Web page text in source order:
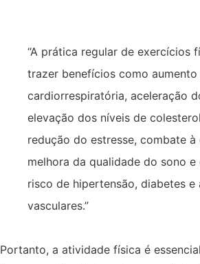
“A prática regular de exercícios
trazer benefícios como
cardiorrespiratória, aceleração
elevação dos níveis de
redução do estresse, combate à
melhora da qualidade do sono
risco de hipertensão, diabetes e
vasculares.”
Portanto, a atividade física é